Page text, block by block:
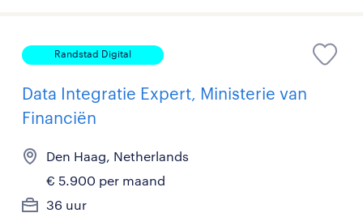
Randstad Digital
Data Integratie Expert, Ministerie van
Financiën
Den Haag, Netherlands
€ 5.900 per maand
36 uur